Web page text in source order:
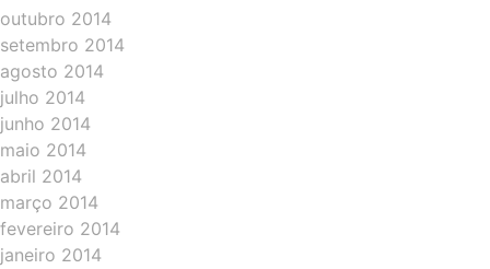
outubro 2014
setembro 2014
agosto 2014
julho 2014
junho 2014
maio 2014
abril 2014
março 2014
fevereiro 2014
janeiro 2014